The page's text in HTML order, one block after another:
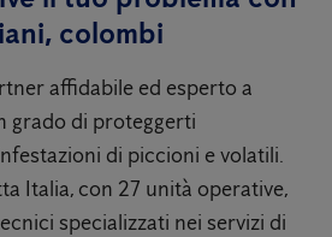
colombi
affidabile ed esperto a
grado di proteggerti
di piccioni e volatili.
Italia, con 27 unità operative,
specializzati nei servizi di